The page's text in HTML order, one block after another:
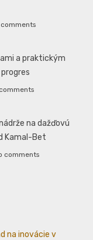
comments
a praktickým
na dažďovú
Kamal-Bet
comments
na inovácie v